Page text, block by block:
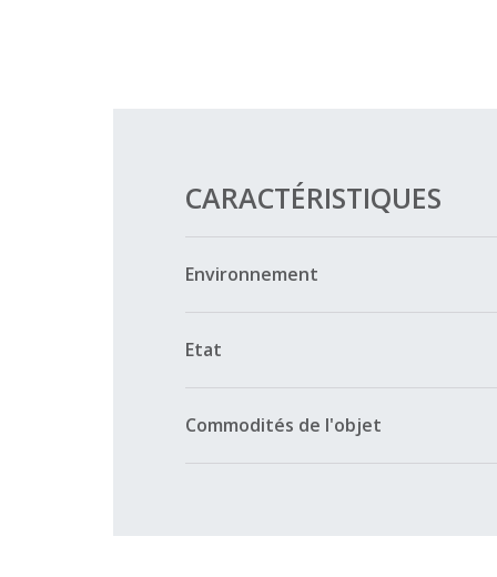
CARACTÉRISTIQUES
Environnement
Etat
Commodités de l'objet